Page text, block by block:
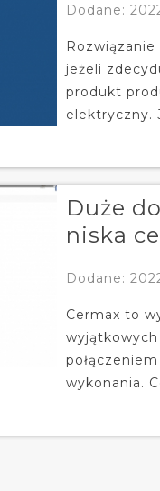
Dodane:
jeżeli
produkt
elektryczny.
Duże
niska
Dodane:
Cermax to
wyjątkowych
wykonania.